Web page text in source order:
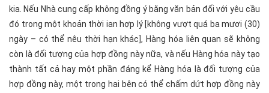
kia. Nếu Nhà cung cấp không đồng ý bằng văn bản đối với yêu cầu
đó trong một khoản thời ian hợp lý [không vượt quá ba mươi (30)
ngày – có thể nêu thời hạn khác], Hàng hóa liên quan sẽ không
còn là đối tượng của hợp đồng này nữa, và nếu Hàng hóa này tạo
thành tất cả hay một phần đáng kể Hàng hóa là đối tượng của
hợp đồng này, một trong hai bên có thể chấm dứt hợp đồng này